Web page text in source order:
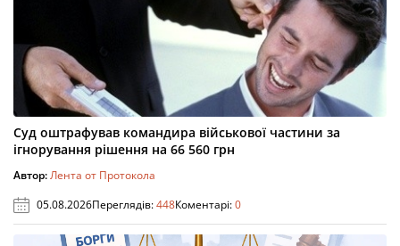
Суд оштрафував командира військової частини за
ігнорування рішення на 66 560 грн
Автор:Лента от Протокола
05.08.2026Переглядів:448Коментарі:0